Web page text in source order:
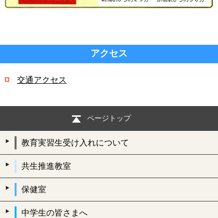
アクセス
交通アクセス
ページトップ
教育実習生受け入れについて
共生推進教室
保健室
中学生の皆さまへ